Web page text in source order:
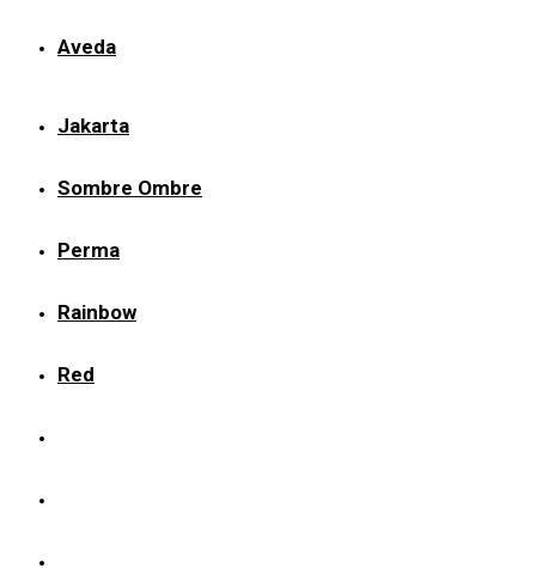
Aveda
Jakarta
Sombre Ombre
Perma
Rainbow
Red